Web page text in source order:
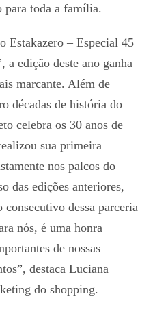
para toda a família.
Estakazero – Especial 45
a edição deste ano ganha
marcante. Além de
décadas de história do
celebra os 30 anos de
sua primeira
nos palcos do
das edições anteriores,
consecutivo dessa parceria
nós, é uma honra
de nossas
destaca Luciana
do shopping.